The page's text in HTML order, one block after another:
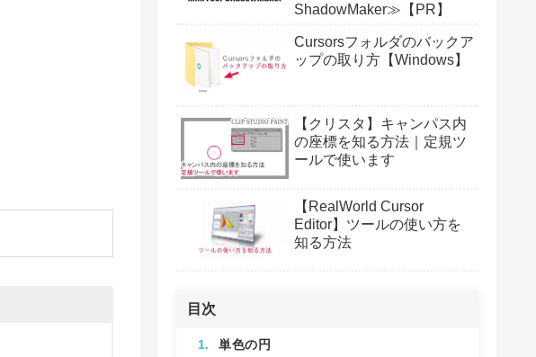
ShadowMaker≫【PR】
Cursorsフォルダのバックア
ップの取り方【Windows】
【クリスタ】キャンパス内
の座標を知る方法｜定規ツ
ールで使います
【RealWorld Cursor
Editor】ツールの使い方を
知る方法
目次
単色の円